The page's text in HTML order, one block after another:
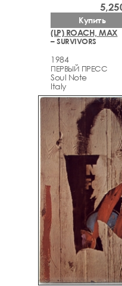
(LP) ROACH, MAX
– SURVIVORS
1984
ПЕРВЫЙ ПРЕСС
Soul Note
Italy
Купить